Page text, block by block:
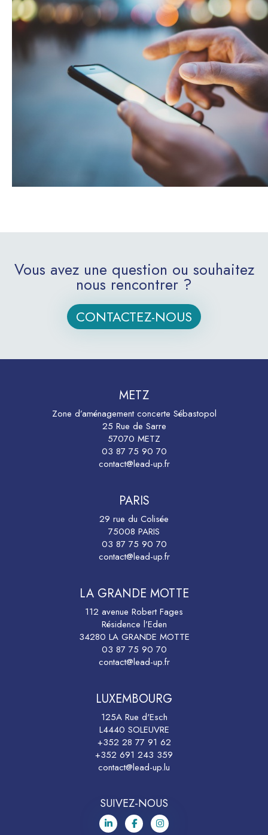
Vous avez une question ou souhaitez
nous rencontrer ?
CONTACTEZ-NOUS
METZ
Zone d’aménagement concerte Sébastopol
25 Rue de Sarre
57070 METZ
03 87 75 90 70
contact@lead-up.fr
PARIS
29 rue du Colisée
75008 PARIS
03 87 75 90 70
contact@lead-up.fr
LA GRANDE MOTTE
112 avenue Robert Fages
Résidence l’Eden
34280 LA GRANDE MOTTE
03 87 75 90 70
contact@lead-up.fr
LUXEMBOURG
125A Rue d'Esch
L4440 SOLEUVRE
+352 28 77 91 62
+352 691 243 359
contact@lead-up.lu
SUIVEZ-NOUS